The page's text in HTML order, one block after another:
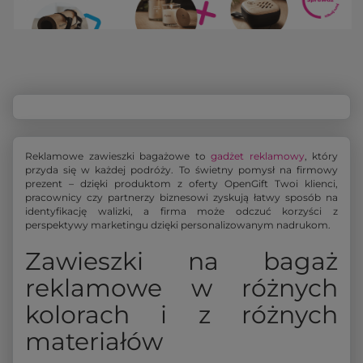
Reklamowe zawieszki bagażowe to gadżet reklamowy, który
przyda się w każdej podróży. To świetny pomysł na firmowy
prezent – dzięki produktom z oferty OpenGift Twoi klienci,
pracownicy czy partnerzy biznesowi zyskują łatwy sposób na
identyfikację walizki, a firma może odczuć korzyści z
perspektywy marketingu dzięki personalizowanym nadrukom.
Zawieszki na bagaż
reklamowe w różnych
kolorach i z różnych
materiałów